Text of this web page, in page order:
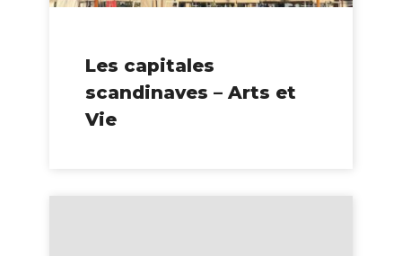
Les capitales
scandinaves – Arts et
Vie